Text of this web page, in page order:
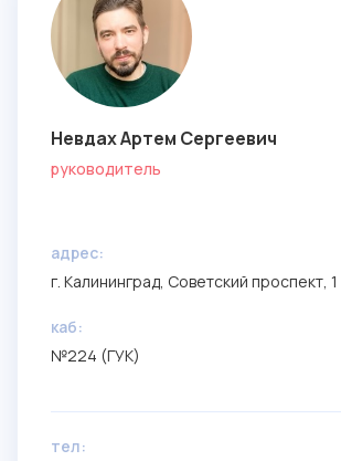
Невдах Артем Сергеевич
руководитель
aдрес:
г. Калининград, Советский проспект, 1
каб:
№224 (ГУК)
тел: